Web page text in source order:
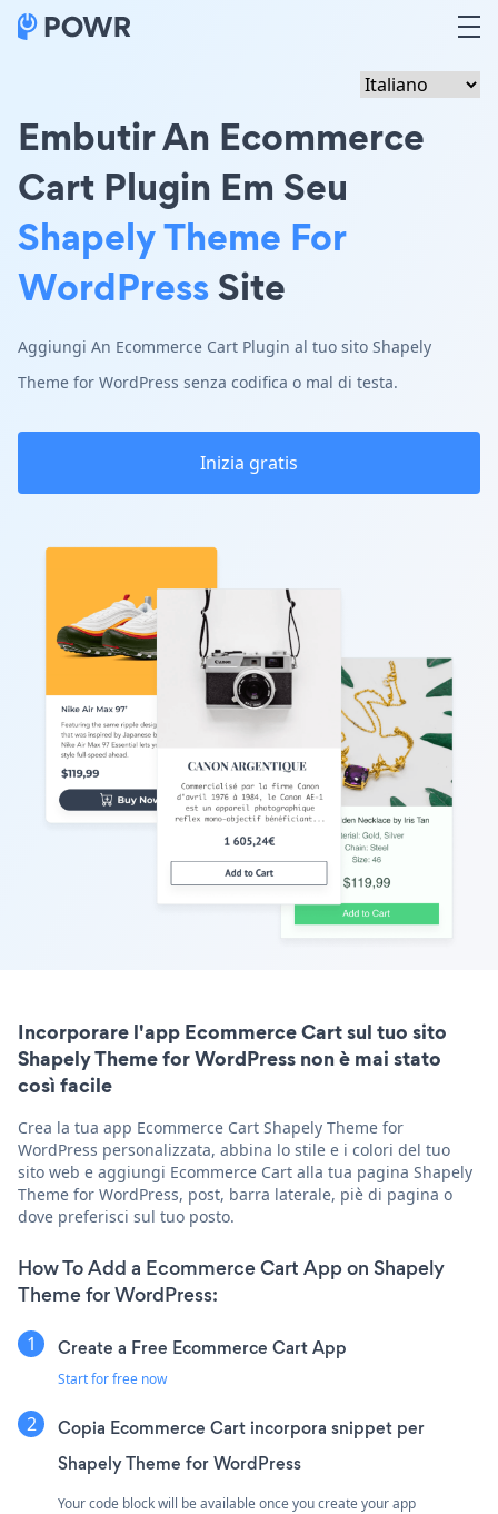
Embutir An Ecommerce
Cart Plugin Em Seu
Shapely Theme For
WordPressSite
Aggiungi An Ecommerce Cart Plugin al tuo sito Shapely
Theme for WordPress senza codifica o mal di testa.
Inizia gratis
Incorporare l'app Ecommerce Cart sul tuo sito
Shapely Theme for WordPress non è mai stato
così facile
Crea la tua app Ecommerce Cart Shapely Theme for
WordPress personalizzata, abbina lo stile e i colori del tuo
sito web e aggiungi Ecommerce Cart alla tua pagina Shapely
Theme for WordPress, post, barra laterale, piè di pagina o
dove preferisci sul tuo posto.
How To Add a Ecommerce Cart App on Shapely
Theme for WordPress:
Create a Free Ecommerce Cart App
Start for free now
Copia Ecommerce Cart incorpora snippet per
Shapely Theme for WordPress
Your code block will be available once you create your app